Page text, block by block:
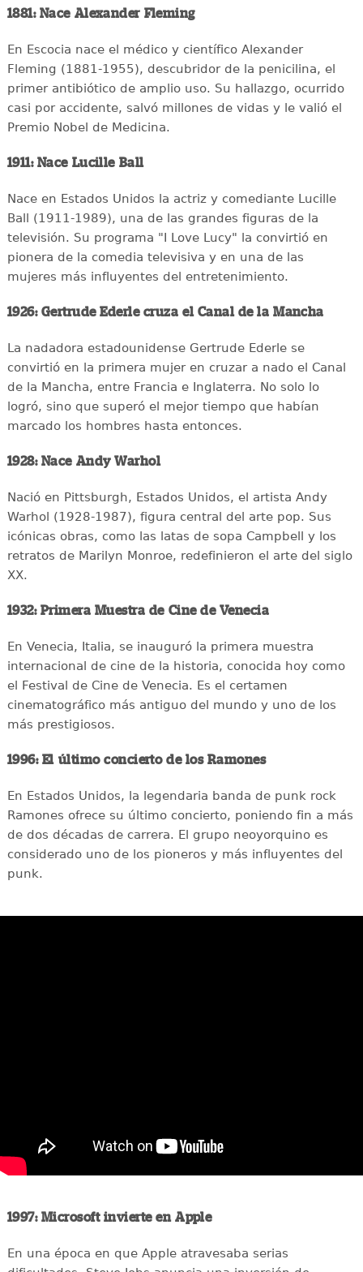
1881: Nace Alexander Fleming
En Escocia nace el médico y científico Alexander
Fleming (1881-1955), descubridor de la penicilina, el
primer antibiótico de amplio uso. Su hallazgo, ocurrido
casi por accidente, salvó millones de vidas y le valió el
Premio Nobel de Medicina.
1911: Nace Lucille Ball
Nace en Estados Unidos la actriz y comediante Lucille
Ball (1911-1989), una de las grandes figuras de la
televisión. Su programa "I Love Lucy" la convirtió en
pionera de la comedia televisiva y en una de las
mujeres más influyentes del entretenimiento.
1926: Gertrude Ederle cruza el Canal de la Mancha
La nadadora estadounidense Gertrude Ederle se
convirtió en la primera mujer en cruzar a nado el Canal
de la Mancha, entre Francia e Inglaterra. No solo lo
logró, sino que superó el mejor tiempo que habían
marcado los hombres hasta entonces.
1928: Nace Andy Warhol
Nació en Pittsburgh, Estados Unidos, el artista Andy
Warhol (1928-1987), figura central del arte pop. Sus
icónicas obras, como las latas de sopa Campbell y los
retratos de Marilyn Monroe, redefinieron el arte del siglo
XX.
1932: Primera Muestra de Cine de Venecia
En Venecia, Italia, se inauguró la primera muestra
internacional de cine de la historia, conocida hoy como
el Festival de Cine de Venecia. Es el certamen
cinematográfico más antiguo del mundo y uno de los
más prestigiosos.
1996: El último concierto de los Ramones
En Estados Unidos, la legendaria banda de punk rock
Ramones ofrece su último concierto, poniendo fin a más
de dos décadas de carrera. El grupo neoyorquino es
considerado uno de los pioneros y más influyentes del
punk.
1997: Microsoft invierte en Apple
En una época en que Apple atravesaba serias